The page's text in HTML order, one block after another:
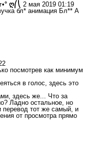
ღ⎛⎝ 2 мая 2019 01:19
бл* анимация Бл** А
посмотрев как минимум
в голос, здесь это
здесь же... Что за
Ладно остальное, но
перевод тот же самый, и
от просмотра прямо